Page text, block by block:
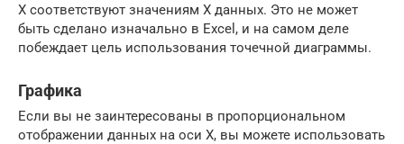
X соответствуют значениям X данных. Это не может
быть сделано изначально в Excel, и на самом деле
побеждает цель использования точечной диаграммы.
Графика
Если вы не заинтересованы в пропорциональном
отображении данных на оси X, вы можете использовать